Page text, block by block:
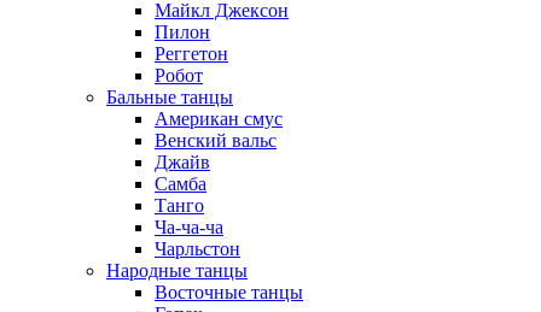
Майкл Джексон
Пилон
Реггетон
Робот
Бальные танцы
Американ смус
Венский вальс
Джайв
Самба
Танго
Ча-ча-ча
Чарльстон
Народные танцы
Восточные танцы